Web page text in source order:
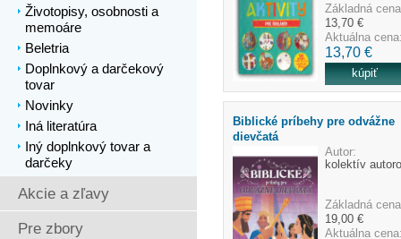
Základná
13,70 €
Aktuálna
13,70 €
Biblické príbehy pre odvážne
dievčatá
Autor:
kolektív
Základná
19,00 €
Aktuálna
Životopisy, osobnosti a
memoáre
Beletria
Doplnkový a darčekový
tovar
Novinky
Iná literatúra
Iný doplnkový tovar a
darčeky
Akcie a zľavy
Pre zbory